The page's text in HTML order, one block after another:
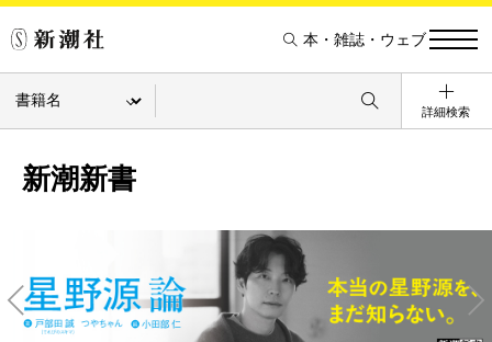
本・雑誌・ウェブ
詳細検索
新潮新書